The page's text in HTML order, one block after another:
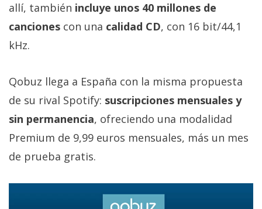
allí, también incluye unos 40 millones de
canciones con una calidad CD, con 16 bit/44,1
kHz.
Qobuz llega a España con la misma propuesta
de su rival Spotify: suscripciones mensuales y
sin permanencia, ofreciendo una modalidad
Premium de 9,99 euros mensuales, más un mes
de prueba gratis.